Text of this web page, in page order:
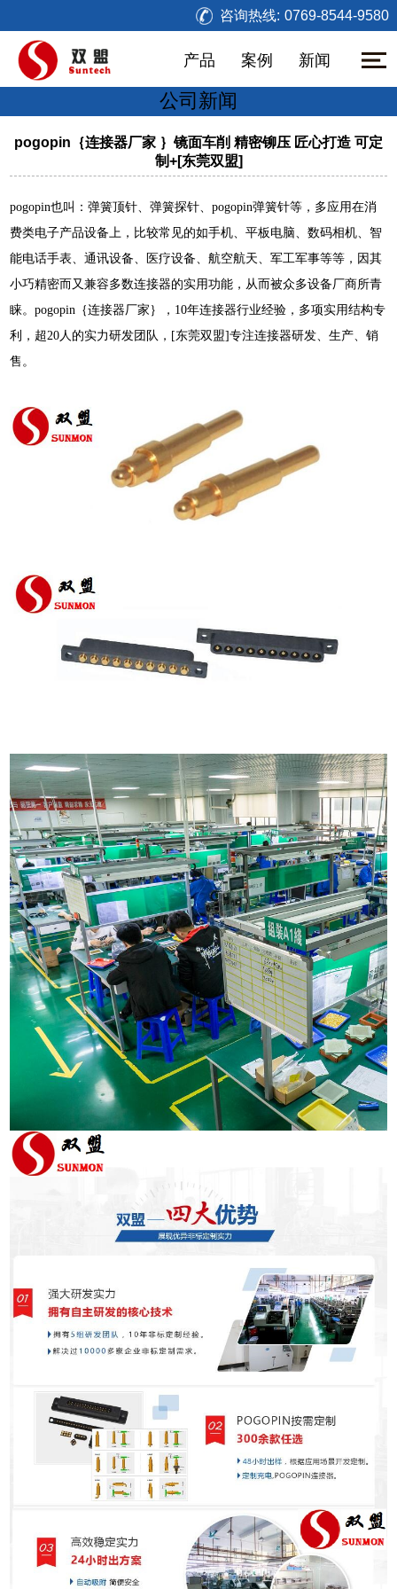
咨询热线: 0769-8544-9580
产品 案例 新闻
公司新闻
pogopin｛连接器厂家 ｝镜面车削 精密铆压 匠心打造 可定
制+[东莞双盟]
pogopin也叫：弹簧顶针、弹簧探针、pogopin弹簧针等，多应用在消
费类电子产品设备上，比较常见的如手机、平板电脑、数码相机、智
能电话手表、通讯设备、医疗设备、航空航天、军工军事等等，因其
小巧精密而又兼容多数连接器的实用功能，从而被众多设备厂商所青
睐。pogopin ｛连接器厂家｝
，10年连接器行业经验，多项实用结构专
利，超20人的实力研发团队，[东莞双盟]专注连接器研发、生产、销
售。